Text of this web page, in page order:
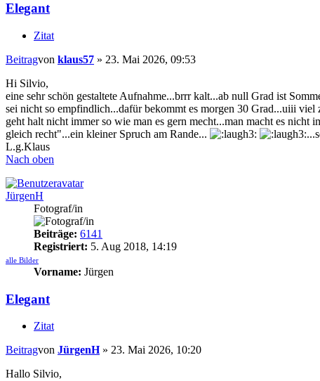
Elegant
Zitat
Beitragvon klaus57 » 23. Mai 2026, 09:53
Hi Silvio,
eine sehr schön gestaltete Aufnahme...brrr kalt...ab null Grad ist
sei nicht so empfindlich...dafür bekommt es morgen 30 Grad...uiii viel
geht halt nicht immer so wie man es gern mecht...man macht es nicht
gleich recht"...ein kleiner Spruch am Rande...
L.g.Klaus
Nach oben
JürgenH
Fotograf/in
Beiträge: 6141
Registriert: 5. Aug 2018, 14:19
alle Bilder
Vorname: Jürgen
Elegant
Zitat
Beitragvon JürgenH» 23. Mai 2026, 10:20
Hallo Silvio,